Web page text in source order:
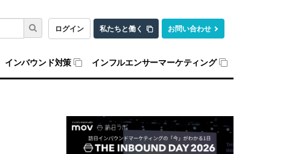
ログイン 私たちと働く お問い合わせ
インバウンド対策 インフルエンサーマーケティング